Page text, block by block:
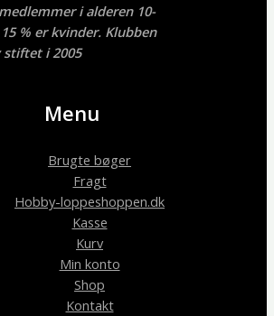
i alderen 10-
% er kvinder. Klubben
stiftet i 2005
Menu
Brugte bøger
Fragt
Hobby-loppeshoppen.dk
Kasse
Kurv
Min konto
Shop
Kontakt